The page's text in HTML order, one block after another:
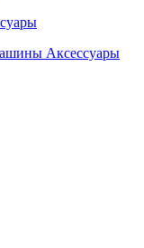
Аксессуары